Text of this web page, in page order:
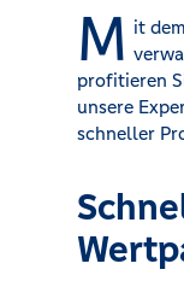
M it
profitieren
unsere
schneller